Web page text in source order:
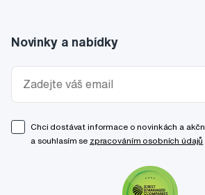
Novinky a nabídky
Chci dostávat informace o novinkách a
a souhlasím se zpracováním osobních údajů